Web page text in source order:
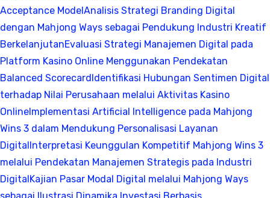
Acceptance ModelAnalisis Strategi Branding Digital
dengan Mahjong Ways sebagai Pendukung Industri Kreatif
BerkelanjutanEvaluasi Strategi Manajemen Digital pada
Platform Kasino Online Menggunakan Pendekatan
Balanced ScorecardIdentifikasi Hubungan Sentimen Digital
terhadap Nilai Perusahaan melalui Aktivitas Kasino
OnlineImplementasi Artificial Intelligence pada Mahjong
Wins 3 dalam Mendukung Personalisasi Layanan
DigitalInterpretasi Keunggulan Kompetitif Mahjong Wins 3
melalui Pendekatan Manajemen Strategis pada Industri
DigitalKajian Pasar Modal Digital melalui Mahjong Ways
sebagai Ilustrasi Dinamika Investasi Berbasis